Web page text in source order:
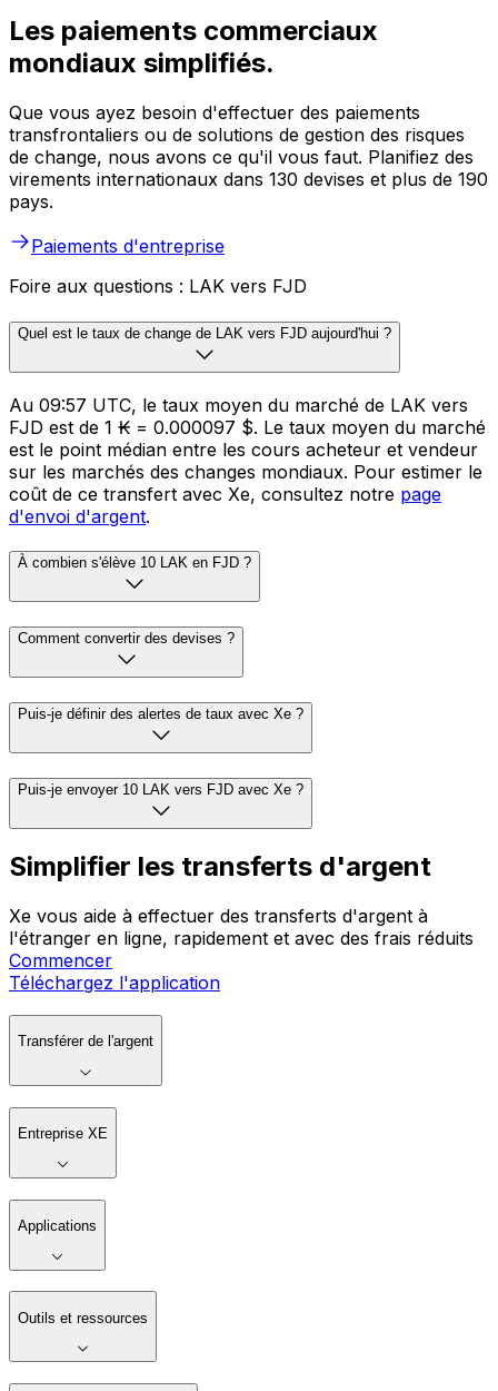
Les paiements commerciaux
mondiaux simplifiés.
Que vous ayez besoin d'effectuer des paiements
transfrontaliers ou de solutions de gestion des risques
de change, nous avons ce qu'il vous faut. Planifiez des
virements internationaux dans 130 devises et plus de 190
pays.
Paiements d'entreprise
Foire aux questions : LAK vers FJD
Quel est le taux de change de LAK vers FJD aujourd'hui ?
Au 09:57 UTC, le taux moyen du marché de LAK vers
FJD est de 1 ₭ = 0.000097 $. Le taux moyen du marché
est le point médian entre les cours acheteur et vendeur
sur les marchés des changes mondiaux. Pour estimer le
coût de ce transfert avec Xe, consultez notre page
d'envoi d'argent.
À combien s'élève 10 LAK en FJD ?
Comment convertir des devises ?
Puis-je définir des alertes de taux avec Xe ?
Puis-je envoyer 10 LAK vers FJD avec Xe ?
Simplifier les transferts d'argent
Xe vous aide à effectuer des transferts d'argent à
l'étranger en ligne, rapidement et avec des frais réduits
Commencer
Téléchargez l'application
Transférer de l'argent
Entreprise XE
Applications
Outils et ressources